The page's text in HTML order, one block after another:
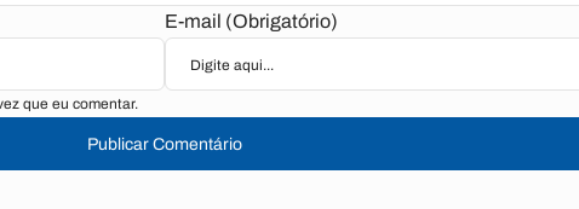
E-mail (Obrigatório)
que eu comentar.
Publicar Comentário